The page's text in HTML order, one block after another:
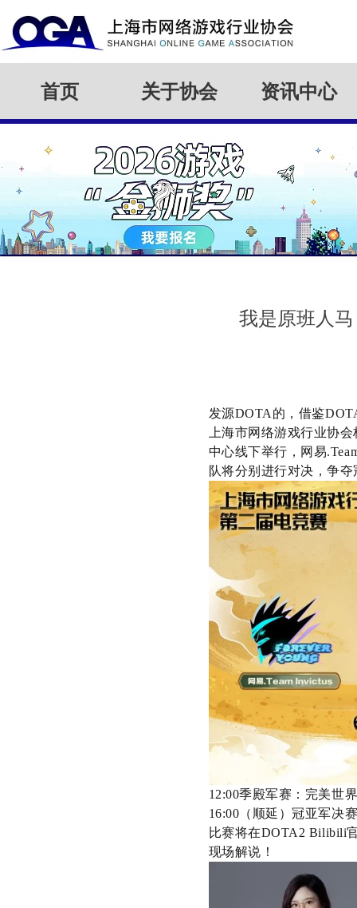
首页 关于协会 资讯中心
我是原班人
发源DOTA 的，借鉴
上海市网络游戏行业协
中心线下举行，网易
队将分别进行对决，争
12:00季殿军赛：完美世
16:00 （顺延）冠亚军决
比赛将在DOTA2 Bilibili
现场解说！